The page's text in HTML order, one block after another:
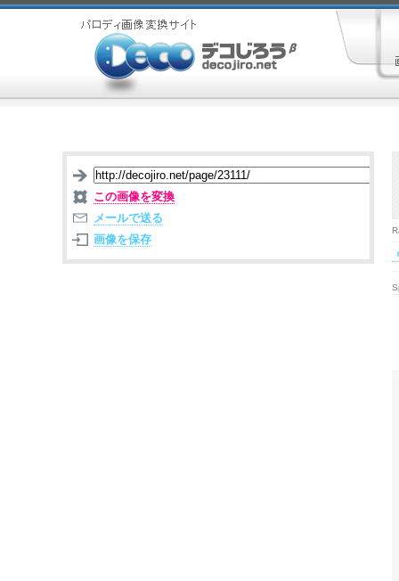
この画像を変換
メールで送る
画像を保存